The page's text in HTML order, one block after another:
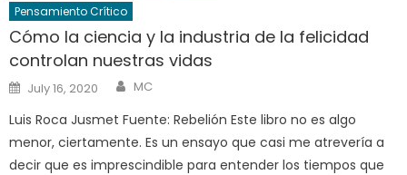
Pensamiento Crítico
Cómo la ciencia y la industria de la felicidad
controlan nuestras vidas
Posted
on
July 16, 2020 Author
MC
Luis Roca Jusmet Fuente: Rebelión Este libro no es algo
menor, ciertamente. Es un ensayo que casi me atrevería a
decir que es imprescindible para entender los tiempos que